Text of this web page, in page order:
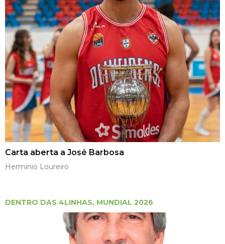
Carta aberta a José Barbosa
Herminio Loureiro
DENTRO DAS 4LINHAS, MUNDIAL 2026